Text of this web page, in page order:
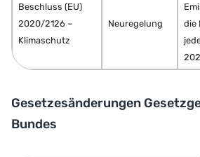
Beschluss (EU)
2020/2126 –
Klimaschutz
Neuregelung
die
Gesetzesänderungen
Bundes